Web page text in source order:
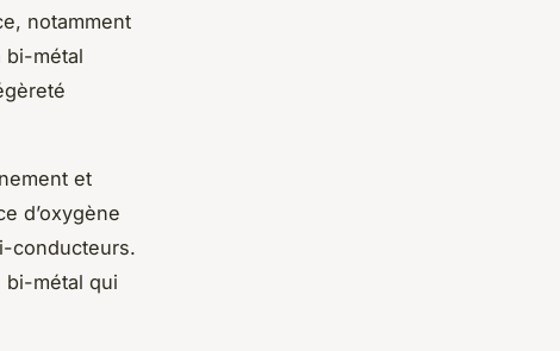
notamment
bi-métal
et
d’oxygène
conducteurs.
bi-métal qui